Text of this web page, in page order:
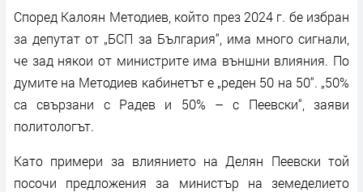
Според Калоян Методиев, който през 2024 г. бе избран
за депутат от „БСП за България“, има много сигнали,
че зад някои от министрите има външни влияния. По
думите на Методиев кабинетът е „реден 50 на 50“. „50%
са свързани с Радев и 50% – с Пеевски“, заяви
политологът.
Като примери за влиянието на Делян Пеевски той
посочи предложения за министър на земеделието